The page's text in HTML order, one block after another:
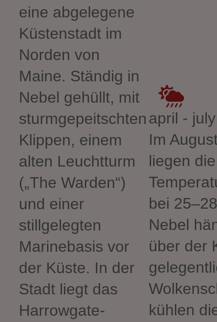
eine abgelegene
Küstenstadt im
Norden von
Maine. Ständig in
Nebel gehüllt, mit
sturmgepeitschten
Klippen, einem
alten Leuchtturm
(„The Warden“)
und einer
stillgelegten
Marinebasis vor
der Küste. In der
Stadt liegt das
Harrowgate-
april -
Im
liegen die
bei
Nebel
über der
kühlen